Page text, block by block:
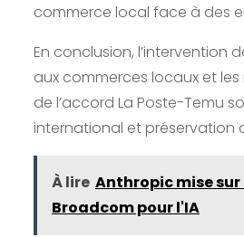
commerce local face à des
En conclusion, l’intervention
aux commerces locaux et
de l’accord La Poste-Temu
international et préservation
À lire Anthropic mise
Broadcom pour l'IA